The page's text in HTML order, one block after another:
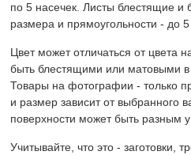
по 5 насечек. Листы блестящие и
размера и прямоугольности - до
Цвет может отличаться от цвета
быть блестящими или матовыми в
Товары на фотографии - только
и размер зависит от выбранного
поверхности может быть разным у
Учитывайте, что это - заготовки,